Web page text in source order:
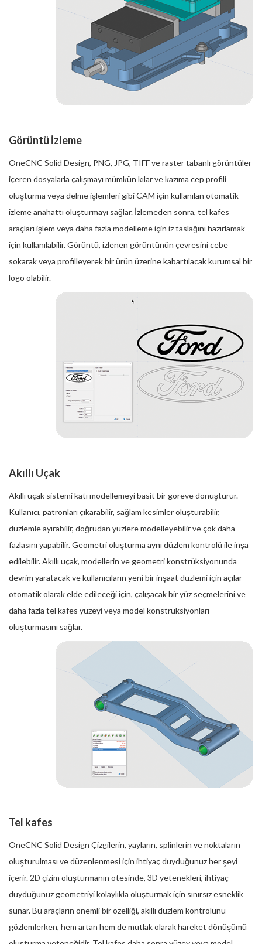
Görüntü İzleme
OneCNC Solid Design, PNG, JPG, TIFF ve raster tabanlı görüntüler
içeren dosyalarla çalışmayı mümkün kılar ve kazıma cep profili
oluşturma veya delme işlemleri gibi CAM için kullanılan otomatik
izleme anahattı oluşturmayı sağlar. İzlemeden sonra, tel kafes
araçları işlem veya daha fazla modelleme için iz taslağını hazırlamak
için kullanılabilir. Görüntü, izlenen görüntünün çevresini cebe
sokarak veya profilleyerek bir ürün üzerine kabartılacak kurumsal bir
logo olabilir.
Akıllı Uçak
Akıllı uçak sistemi katı modellemeyi basit bir göreve dönüştürür.
Kullanıcı, patronları çıkarabilir, sağlam kesimler oluşturabilir,
düzlemle ayırabilir, doğrudan yüzlere modelleyebilir ve çok daha
fazlasını yapabilir. Geometri oluşturma aynı düzlem kontrolü ile inşa
edilebilir. Akıllı uçak, modellerin ve geometri konstrüksiyonunda
devrim yaratacak ve kullanıcıların yeni bir inşaat düzlemi için açılar
otomatik olarak elde edileceği için, çalışacak bir yüz seçmelerini ve
daha fazla tel kafes yüzeyi veya model konstrüksiyonları
oluşturmasını sağlar.
Tel kafes
OneCNC Solid Design Çizgilerin, yayların, splinlerin ve noktaların
oluşturulması ve düzenlenmesi için ihtiyaç duyduğunuz her şeyi
içerir. 2D çizim oluşturmanın ötesinde, 3D yetenekleri, ihtiyaç
duyduğunuz geometriyi kolaylıkla oluşturmak için sınırsız esneklik
sunar. Bu araçların önemli bir özelliği, akıllı düzlem kontrolünü
gözlemlerken, hem artan hem de mutlak olarak hareket dönüşümü